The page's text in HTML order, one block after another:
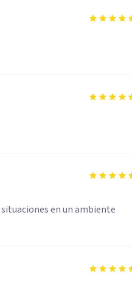
en un ambiente